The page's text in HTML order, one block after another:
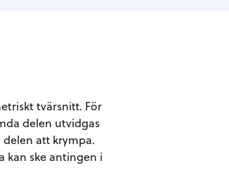
tvärsnitt. För
delen utvidgas
att krympa.
kan ske antingen i